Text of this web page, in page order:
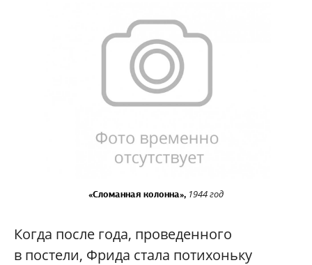
«Сломанная колонна», 1944 год
Когда после года, проведенного
в постели, Фрида стала потихоньку